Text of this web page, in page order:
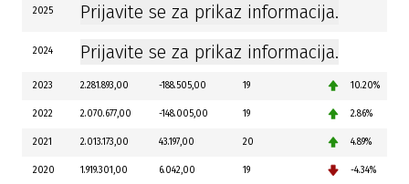
2025 Prijavite se za prikaz informacija.
2024 Prijavite se za prikaz informacija.
2023 2.281.893,00 -188.505,00 19 10.20%
2022 2.070.677,00 -148.005,00 19 2.86%
2021 2.013.173,00 43.197,00 20 4.89%
2020 1.919.301,00 6.042,00 19 -4.34%